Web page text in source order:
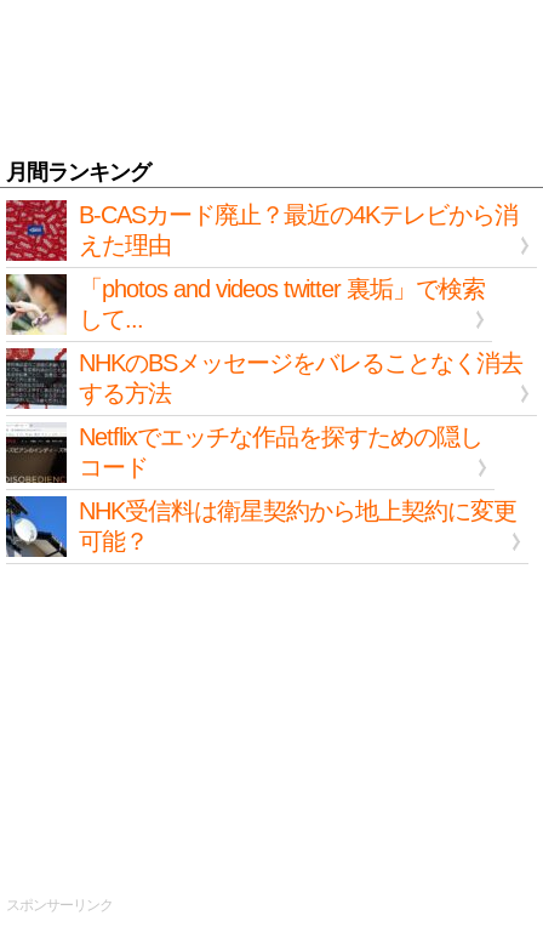
月間ランキング
B-CASカード廃止？最近の4Kテレビから消
えた理由
「photos and videos twitter 裏垢」で検索
して...
NHKのBSメッセージをバレることなく消去
する方法
Netflixでエッチな作品を探すための隠し
コード
NHK受信料は衛星契約から地上契約に変更
可能？
スポンサーリンク